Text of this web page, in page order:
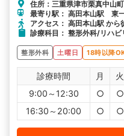
住所：三重県津市栗真中山
最寄り駅： 高田本山駅 東
アクセス： 高田本山駅 から
診療科目： 整形外科/リハ
整形外科 土曜日 18時以降
診療時間 月 火
9:00～12:30
○ ○
16:30～20:00
○ ○